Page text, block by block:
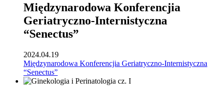
Międzynarodowa Konferencjia
Geriatryczno-Internistyczna
“Senectus”
2024.04.19
Międzynarodowa Konferencjia Geriatryczno-Internistyczna
“Senectus”